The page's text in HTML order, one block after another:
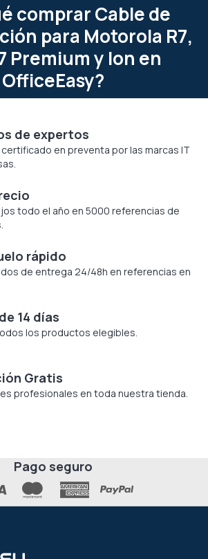
comprar Cable de
para Motorola R7,
Premium y Ion en
OfficeEasy?
de expertos
en preventa por las marcas IT
todo el año en 5000 referencias de
rápido
de entrega 24/48h en referencias en
14 días
los productos elegibles.
Gratis
profesionales en toda nuestra tienda.
Pago seguro